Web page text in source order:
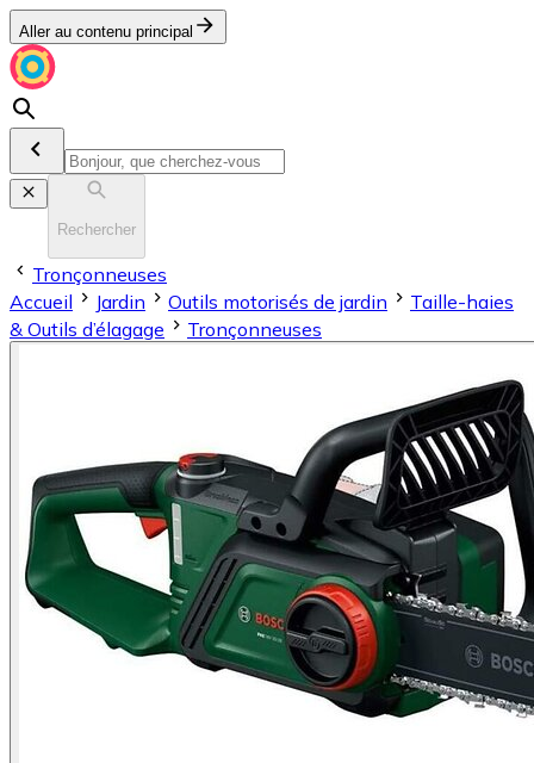
Aller au contenu principal
Rechercher
Tronçonneuses
Accueil
Jardin Outils motorisés de jardin
Taille-haies
& Outils d’élagage
Tronçonneuses